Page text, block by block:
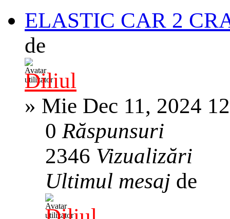
ELASTIC CAR 2
de
Diliul
» Mie Dec 11, 2024
0Răspunsuri
2346 Vizualizări
Ultimul mesaj de